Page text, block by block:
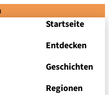
Startseite
Entdecken
Geschichten
Regionen